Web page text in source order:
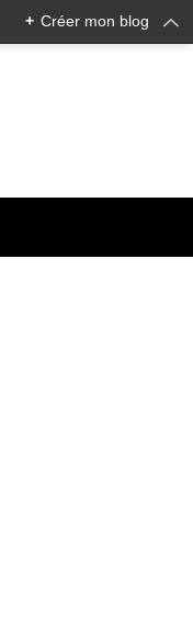
+ Créer mon blog